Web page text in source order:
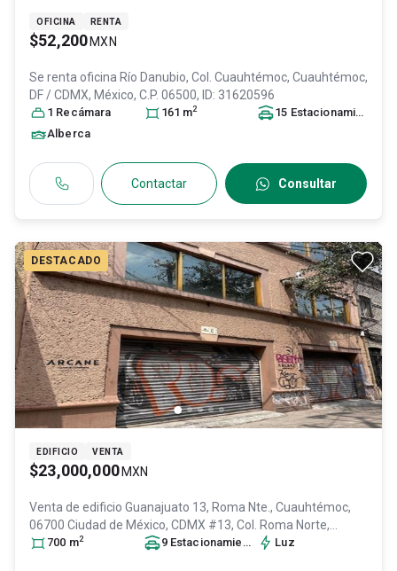
OFICINA RENTA
$52,200 MXN
Se renta oficina Río Danubio, Col. Cuauhtémoc, Cuauhtémoc,
DF / CDMX, México, C.P. 06500, ID: 31620596
1 Recámara 161 m2 15 Estacionamiento
Alberca
Contactar Consultar
DESTACADO
EDIFICIO VENTA
$23,000,000 MXN
Venta de edificio Guanajuato 13, Roma Nte., Cuauhtémoc,
06700 Ciudad de México, CDMX #13, Col. Roma Norte,
Cuauhtémoc
, DF / CDMX, México, C.P. 06700 , ID:
700 m2 9 Estacionamiento s Luz